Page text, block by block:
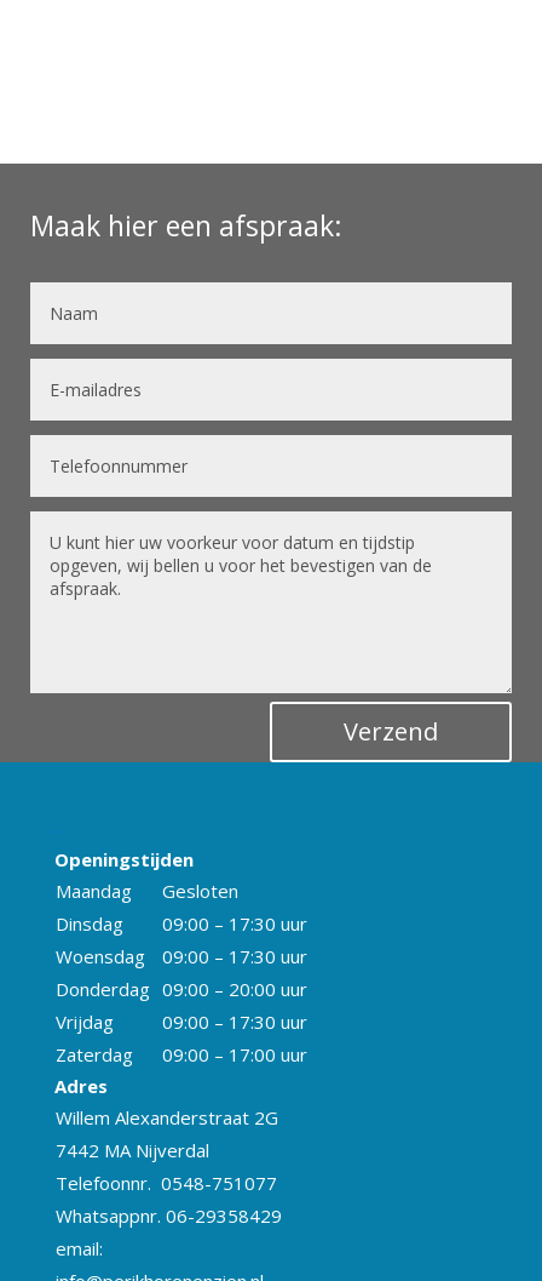
Maak hier een afspraak:
Verzend
–
Openingstijden
Maandag
Gesloten
Dinsdag
09:00 – 17:30 uur
Woensdag
09:00 – 17:30 uur
Donderdag 09:00 – 20:00 uur
Vrijdag
09:00 – 17:30 uur
Zaterdag
09:00 – 17:00 uur
Adres
Willem Alexanderstraat 2G
7442 MA Nijverdal
Telefoonnr. 0548-751077
Whatsappnr. 06-29358429
email: